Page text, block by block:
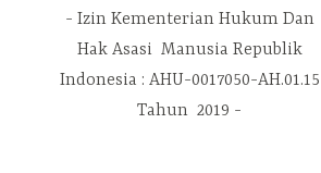
Izin Kementerian Hukum Dan
Hak Asasi Manusia Republik
Indonesia : AHU-0017050-AH.01.15
Tahun 2019